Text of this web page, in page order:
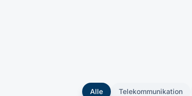
Alle Telekommunikation